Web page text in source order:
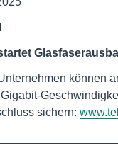
können
sichern: